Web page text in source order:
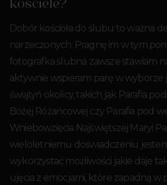
kościele?
Dobór kościoła do ślubu to ważna
narzeczonych. Pragnę im w tym
fotografka ślubna zawsze stawiam
aktywnie wspieram parę w wyborze
świątyń okolicy, takich jak Parafia
Bożej Różańcowej czy Parafia pod
Wniebowzięcia Najświętszej Maryi
wieloletniemu doświadczeniu
wykorzystać możliwości jakie daje
ujęcia z emocjami, które zapadną w